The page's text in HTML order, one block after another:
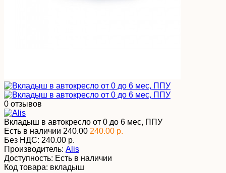
0 отзывов
Вкладыш в автокресло от 0 до 6 мес, ППУ
Есть в наличии 240.00 240.00 р.
Без НДС: 240.00 р.
Производитель: Alis
Доступность: Есть в наличии
Код товара: вкладыш